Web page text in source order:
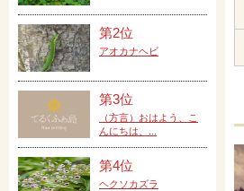
第2位
アオカナヘビ
第3位
（方言）おはよう、こ
んにちは、...
第4位
ヘクソカズラ